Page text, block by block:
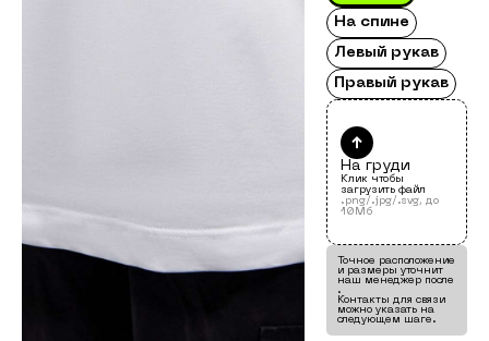
На спине
Левый рукав
Правый рукав
↑
На груди
Клик чтобы
загрузить файл
.png/.jpg/.svg, до
10Мб
Точное расположение
и размеры уточнит
наш менеджер после
.
Контакты для связи
можно указать на
следующем шаге.